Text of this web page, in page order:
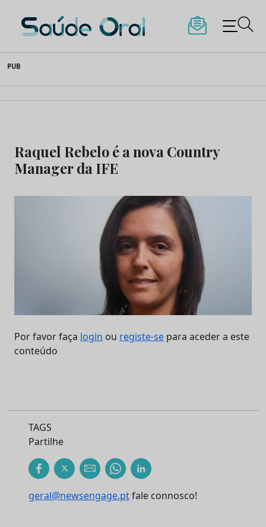
to
content
Saúde Oral
PUB
Raquel Rebelo é a nova Country
Manager da IFE
Por favor faça login ou registe-se para aceder a este
conteúdo
TAGS
Partilhe
geral@newsengage.ptfale connosco!